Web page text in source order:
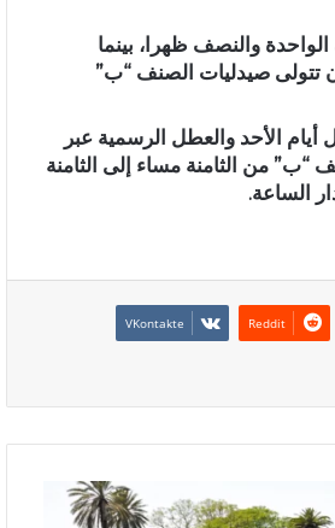
والنصف ظهرا، بينما
تتولى صيدليات الصنف “ب”
الأحد والعطل الرسمية عبر
“ب” من الثامنة مساء إلى الثامنة
الساعة.